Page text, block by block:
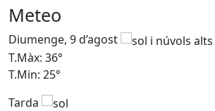
Meteo
Diumenge, 9 d’agost
T.Màx: 36°
T.Min: 25°
Tarda